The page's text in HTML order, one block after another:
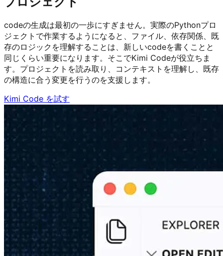
codeの生成は最初の一歩にすぎません。実際のPythonプロ
ジェクトで作業するようになると、ファイル、依存関係、既
存のロジックを理解することは、新しいcodeを書くことと
同じくらい重要になります。そこでKimi Codeが役立ちま
す。プロジェクトを読み取り、コンテキストを理解し、既存
の構造に合う変更を行うのを支援します。
Kimi Code を試す